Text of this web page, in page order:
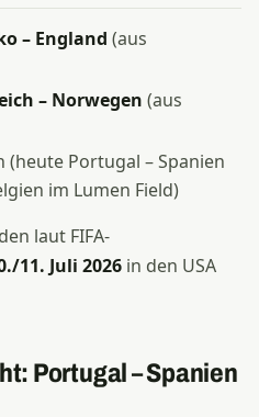
– England (aus
– Norwegen (aus
Portugal – Spanien
im Lumen Field)
laut FIFA-
11. Juli 2026 in den USA
Portugal – Spanien